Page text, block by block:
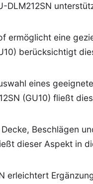
DLM212SN
ermöglicht eine
berücksichtigt
eines
(GU10) fließt
Beschlägen
dieser Aspekt in
erleichtert